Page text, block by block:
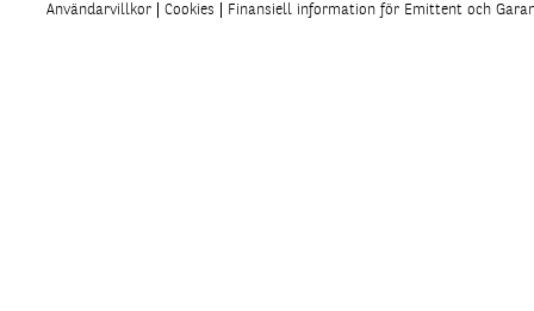
Användarvillkor Cookies Finansiell information för Emittent och